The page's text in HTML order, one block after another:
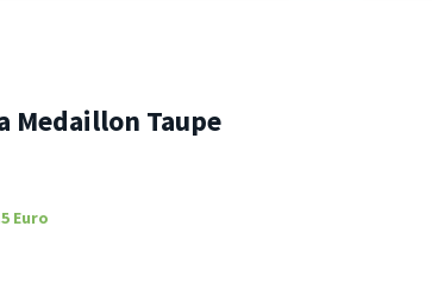
Medaillon Taupe
Euro